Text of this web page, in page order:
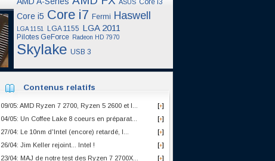
ASUS Core i3
Core i5 Core i7 Fermi Haswell
LGA 1151 LGA 1155 LGA 2011
Pilotes GeForce Radeon HD 7970
Skylake USB 3
Contenus relatifs
[+]
09/05: AMD Ryzen 7 2700, Ryzen 5 2600 et I...
[+]
04/05: Un Coffee Lake 8 coeurs en préparat...
[+]
27/04: Le 10nm d'Intel (encore) retardé, l...
[+]
26/04: Jim Keller rejoint... Intel !
[+]
23/04: MAJ de notre test des Ryzen 7 2700X...